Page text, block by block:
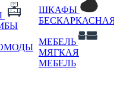
ШКАФЫ
МЕБЕЛЬ
МЯГКАЯ
МЕБЕЛЬ